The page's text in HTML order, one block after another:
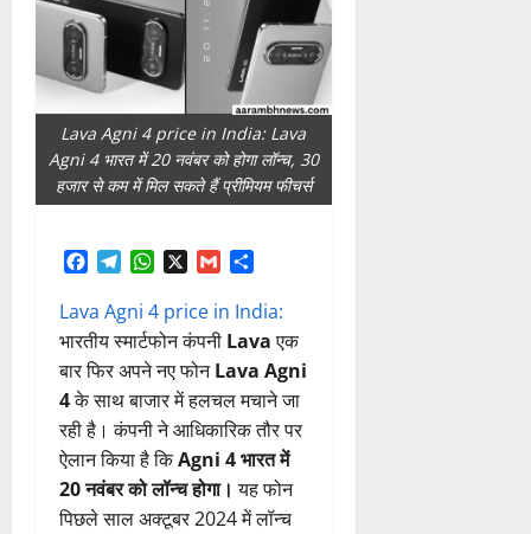
Lava Agni 4 price in India: Lava
Agni 4 भारत में 20 नवंबर को होगा लॉन्च, 30
हजार से कम में मिल सकते हैं प्रीमियम फीचर्स
Facebook
TelegramWhatsAppGmail
Lava Agni 4 price in India:
भारतीय स्मार्टफोन कंपनी Lavaएक
बार फिर अपने नए फोनLava Agni
4के साथ बाजार में हलचल मचाने जा
रही है। कंपनी ने आधिकारिक तौर पर
ऐलान किया है किAgni 4 भारत में
20 नवंबर को लॉन्च होगा। यह फोन
पिछले साल अक्टूबर 2024 में लॉन्च